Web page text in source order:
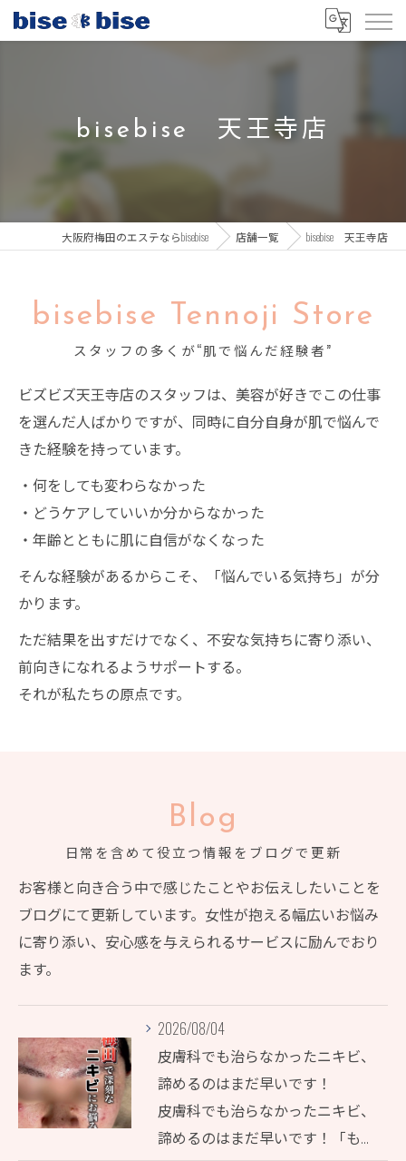
bisebise 天王寺店
大阪府梅田のエステならbisebise 店舗一覧 bisebise 天王寺店
スタッフの多くが“肌で悩んだ経験者”
bisebise Tennoji Store
ビズビズ天王寺店のスタッフは、美容が好きでこの仕事
を選んだ人ばかりですが、同時に自分自身が肌で悩んで
きた経験を持っています。
・何をしても変わらなかった
・どうケアしていいか分からなかった
・年齢とともに肌に自信がなくなった
そんな経験があるからこそ、「悩んでいる気持ち」が分
かります。
ただ結果を出すだけでなく、不安な気持ちに寄り添い、
前向きになれるようサポートする。
それが私たちの原点です。
日常を含めて役立つ情報をブログで更新
Blog
お客様と向き合う中で感じたことやお伝えしたいことを
ブログにて更新しています。女性が抱える幅広いお悩み
に寄り添い、安心感を与えられるサービスに励んでおり
ます。
2026/08/04
皮膚科でも治らなかったニキビ、
諦めるのはまだ早いです！
皮膚科でも治らなかったニキビ、
諦めるのはまだ早いです！「も…